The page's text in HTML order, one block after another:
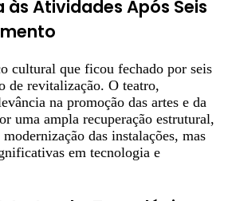
às Atividades Após Seis
cultural que ficou fechado por seis
de revitalização. O teatro,
na promoção das artes e da
uma ampla recuperação estrutural,
das instalações, mas
em tecnologia e